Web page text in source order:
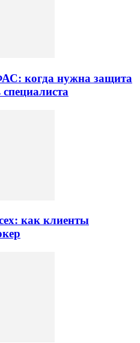
когда нужна защита
как клиенты